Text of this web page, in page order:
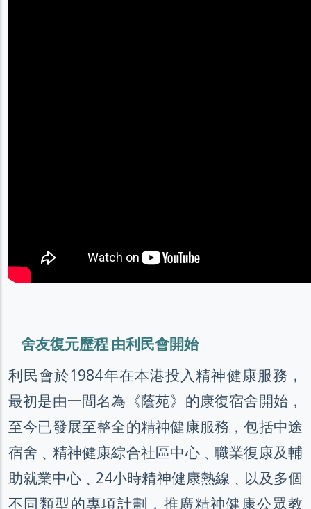
舍友復元歷程 由利民會開始
利民會於1984年在本港投入精神健康服務，
最初是由一間名為《蔭苑》的康復宿舍開始，
至今已發展至整全的精神健康服務，包括中途
宿舍﹑精神健康綜合社區中心﹑職業復康及輔
助就業中心﹑24小時精神健康熱線﹑以及多個
不同類型的專項計劃，推廣精神健康公眾教